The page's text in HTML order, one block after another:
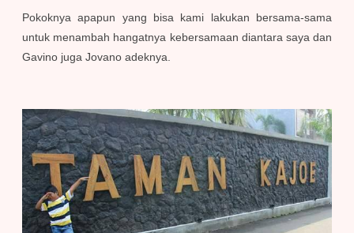
Pokoknya apapun yang bisa kami lakukan bersama-sama
untuk menambah hangatnya kebersamaan diantara saya dan
Gavino juga Jovano adeknya.